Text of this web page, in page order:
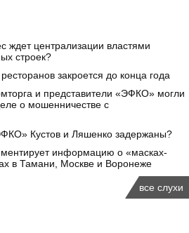
ждет централизации властями
строек?
закроется до конца года
и представители «ЭФКО» могли
о мошенничестве с
Кустов и Ляшенко задержаны?
информацию о «масках-
в Тамани, Москве и Воронеже
все слухи